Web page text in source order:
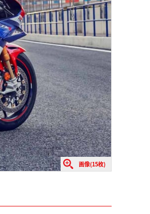
画像(15枚)